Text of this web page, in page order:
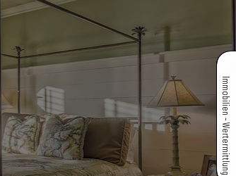
Immobilien - Wertermittlung